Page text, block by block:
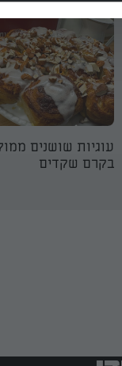
עוגיות שושנים
בקרם שקדים